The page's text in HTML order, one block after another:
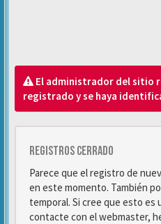
El administrador del sitio
registrado y se haya
Registros cerrado
Parece que el registro de
en este momento. También
temporal. Si cree que esto es
contacte con el webmaster,